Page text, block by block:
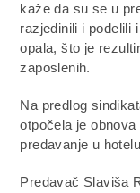
kaže da su se u
razjedinili i podelili
opala, što je
zaposlenih.
Na predlog
otpočela je
predavanje u
Predavač Slaviša